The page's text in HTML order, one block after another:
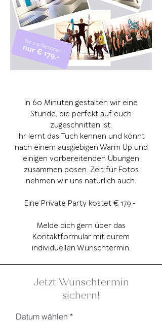
In 60 Minuten gestalten wir eine
Stunde, die perfekt auf euch
zugeschnitten ist.
Ihr lernt das Tuch kennen und könnt
nach einem ausgiebigen Warm Up und
einigen vorbereitenden Übungen
zusammen posen. Zeit für Fotos
nehmen wir uns natürlich auch.
Eine Private Party kostet € 179,-
Melde dich gern über das
Kontaktformular mit eurem
individuellen Wunschtermin.
Jetzt Wunschtermin
sichern!
Datum wählen *r